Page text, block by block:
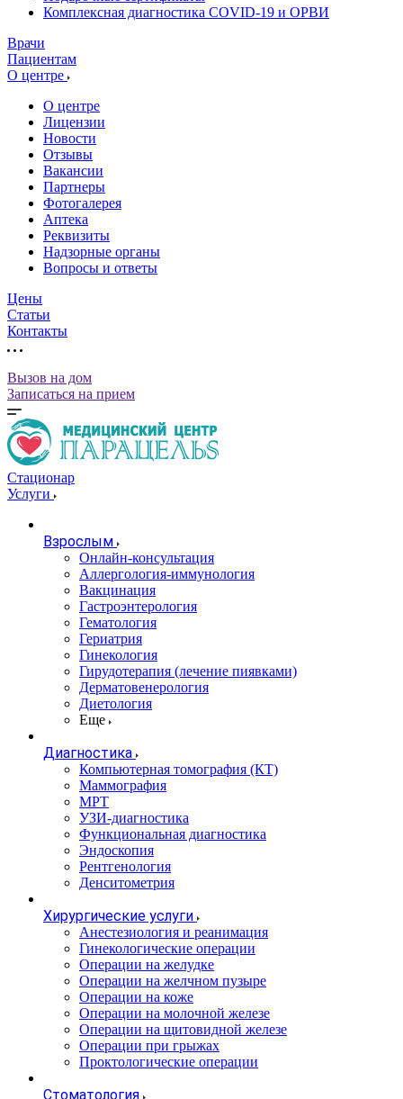
Комплексная диагностика COVID-19 и ОРВИ
Врачи
Пациентам
О центре
О центре
Лицензии
Новости
Отзывы
Вакансии
Партнеры
Фотогалерея
Аптека
Реквизиты
Надзорные органы
Вопросы и ответы
Цены
Статьи
Контакты
Вызов на дом
Записаться на прием
Стационар
Услуги
Взрослым
Онлайн-консультация
Аллергология-иммунология
Вакцинация
Гастроэнтерология
Гематология
Гериатрия
Гинекология
Гирудотерапия (лечение пиявками)
Дерматовенерология
Диетология
Еще
Диагностика
Компьютерная томография (КТ)
Маммография
МРТ
УЗИ-диагностика
Функциональная диагностика
Эндоскопия
Рентгенология
Денситометрия
Хирургические услуги
Анестезиология и реанимация
Гинекологические операции
Операции на желудке
Операции на желчном пузыре
Операции на коже
Операции на молочной железе
Операции на щитовидной железе
Операции при грыжах
Проктологические операции
Стоматология